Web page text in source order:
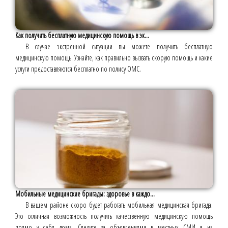
Как получить бесплатную медицинскую помощь в эк...
В случае экстренной ситуации вы можете получить бесплатную
медицинскую помощь. Узнайте, как правильно вызвать скорую помощь и какие
услуги предоставляются бесплатно по полису ОМС.
Мобильные медицинские бригады: здоровье в каждо...
В вашем районе скоро будет работать мобильная медицинская бригада.
Это отличная возможность получить качественную медицинскую помощь